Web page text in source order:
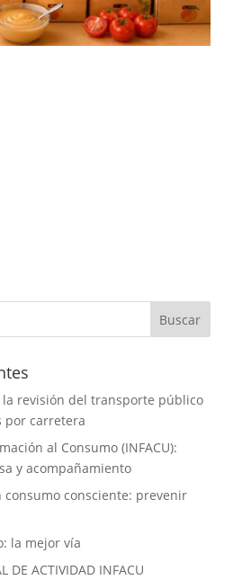
revisión del transporte público
por carretera
al Consumo (INFACU):
y acompañamiento
consumo consciente: prevenir
la mejor vía
DE ACTIVIDAD INFACU